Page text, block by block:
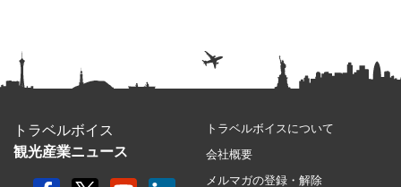
トラベルボイス
観光産業ニュース
トラベルボイスについて
会社概要
メルマガの登録・解除